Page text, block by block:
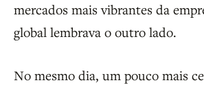
mercados mais vibrantes da
global lembrava o outro lado.
No mesmo dia, um pouco mais